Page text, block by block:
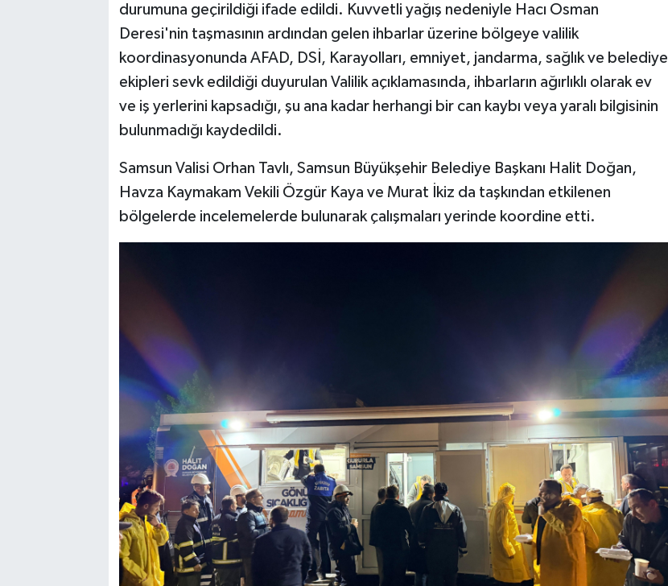
durumuna geçirildiği ifade edildi. Kuvvetli yağış nedeniyle Hacı Osman
Deresi'nin taşmasının ardından gelen ihbarlar üzerine bölgeye valilik
koordinasyonunda AFAD, DSİ, Karayolları, emniyet, jandarma, sağlık ve belediye
ekipleri sevk edildiği duyurulan Valilik açıklamasında, ihbarların ağırlıklı olarak ev
ve iş yerlerini kapsadığı, şu ana kadar herhangi bir can kaybı veya yaralı bilgisinin
bulunmadığı kaydedildi.
Samsun Valisi Orhan Tavlı, Samsun Büyükşehir Belediye Başkanı Halit Doğan,
Havza Kaymakam Vekili Özgür Kaya ve Murat İkiz da taşkından etkilenen
bölgelerde incelemelerde bulunarak çalışmaları yerinde koordine etti.